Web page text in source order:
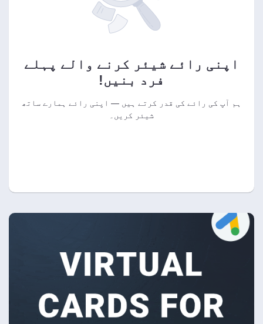
اپنی رائے شیئر کرنے والے پہلے
فرد بنیں!
ہم آپ کی رائے کی قدر کرتے ہیں — اپنی رائے ہمارے ساتھ
شیئر کریں۔